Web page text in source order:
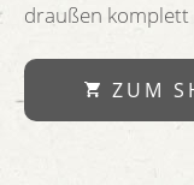
draußen
ZUM